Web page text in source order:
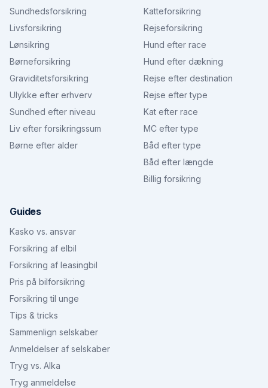
Sundhedsforsikring
Livsforsikring
Lønsikring
Børneforsikring
Graviditetsforsikring
Ulykke efter erhverv
Sundhed efter niveau
Liv efter forsikringssum
Børne efter alder
Katteforsikring
Rejseforsikring
Hund efter race
Hund efter dækning
Rejse efter destination
Rejse efter type
Kat efter race
MC efter type
Båd efter type
Båd efter længde
Billig forsikring
Guides
Kasko vs. ansvar
Forsikring af elbil
Forsikring af leasingbil
Pris på bilforsikring
Forsikring til unge
Tips & tricks
Sammenlign selskaber
Anmeldelser af selskaber
Tryg vs. Alka
Tryg anmeldelse